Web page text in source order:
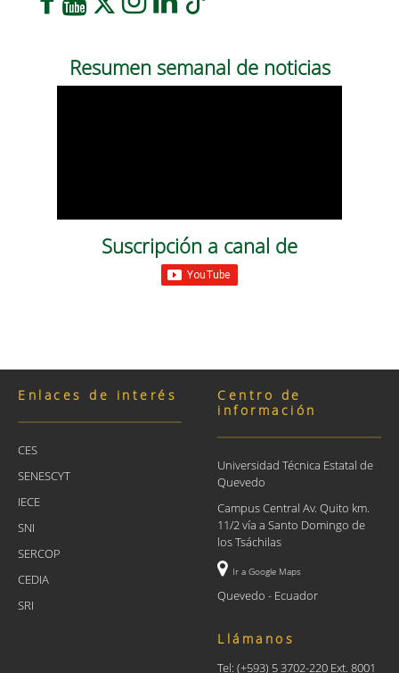
Resumen semanal de noticias
Suscripción a canal de
Enlaces de interés
CES
SENESCYT
IECE
SNI
SERCOP
CEDIA
SRI
Centro de
información
Universidad Técnica Estatal de
Quevedo
Campus Central Av. Quito km.
11/2 vía a Santo Domingo de
los Tsáchilas
Ir a Google Maps
Quevedo - Ecuador
Llámanos
Tel: (+593) 5 3702-220 Ext. 8001